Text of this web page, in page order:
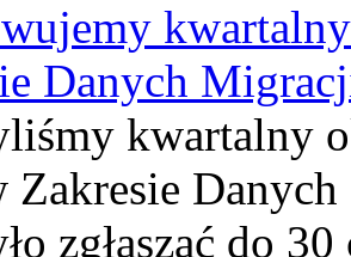
Danych
kwartalny
Zakresie
zgłaszać do